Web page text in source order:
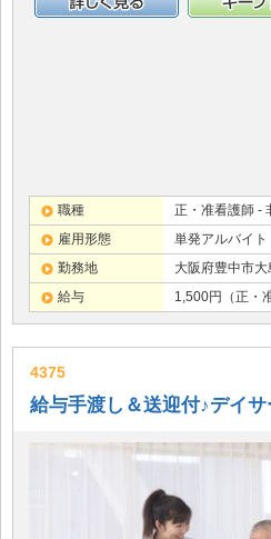
職種
正・准看護師 -
雇用形態
単発アルバイト
勤務地
大阪府豊中市大
給与
1,500円（正・
4375
給与手渡し＆送迎付♪デイ